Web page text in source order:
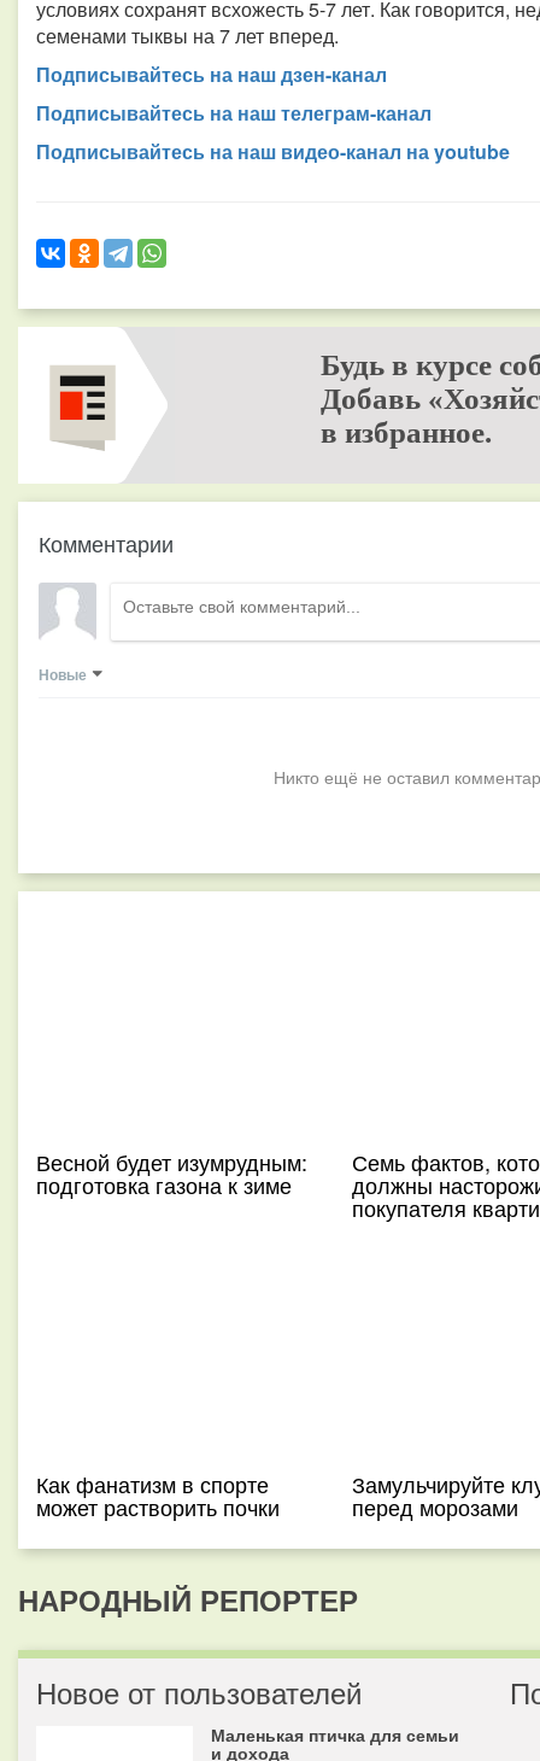
условиях сохранят всхожесть 5-7 лет. Как говорится,
семенами тыквы на 7 лет вперед.
Подписывайтесь на наш дзен-канал
Подписывайтесь на наш телеграм-канал
Подписывайтесь на наш видео-канал на youtube
Будь в курсе
Добавь
в избранное.
Комментарии
Новые
Никто ещё не оставил
Весной будет изумрудным:
подготовка газона к зиме
Семь фактов,
должны
покупателя
Как фанатизм в спорте
может растворить почки
Замульчируйте
перед морозами
НАРОДНЫЙ РЕПОРТЕР
Новое от пользователей
Маленькая птичка для семьи
и дохода